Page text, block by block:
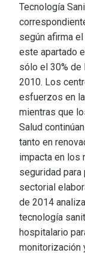
Tecnología
según afirma
este apartado
sólo el 30%
2010. Los
esfuerzos en
mientras que
Salud
tanto en
impacta en los
seguridad
sectorial
de 2014
tecnología
hospitalario
monitorización